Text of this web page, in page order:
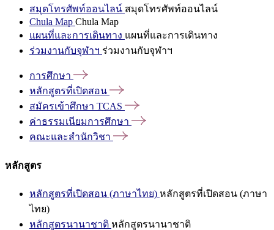
สมุดโทรศัพท์ออนไลน์ สมุดโทรศัพท์ออนไลน์
Chula Map Chula Map
แผนที่และการเดินทาง แผนที่และการเดินทาง
ร่วมงานกับจุฬาฯ ร่วมงานกับจุฬาฯ
การศึกษา
หลักสูตรที่เปิดสอน
สมัครเข้าศึกษา TCAS
ค่าธรรมเนียมการศึกษา
คณะและสำนักวิชา
หลักสูตร
หลักสูตรที่เปิดสอน (ภาษาไทย) หลักสูตรที่เปิดสอน (ภาษา
ไทย)
หลักสูตรนานาชาติ หลักสูตรนานาชาติ